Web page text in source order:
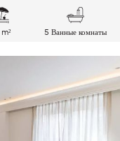
5 Ванные комнаты